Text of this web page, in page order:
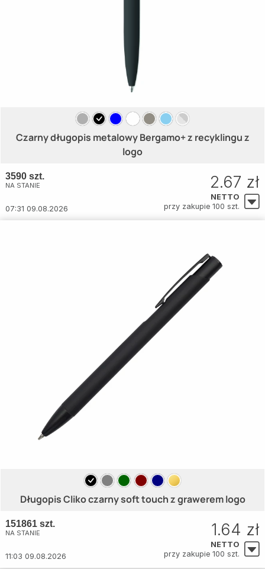
Czarny długopis metalowy Bergamo+ z recyklingu z
logo
3590 szt.
NA STANIE
07:31 09.08.2026
2.67 zł
NETTO
przy zakupie 100 szt.
Długopis Cliko czarny soft touch z grawerem logo
151861 szt.
NA STANIE
11:03 09.08.2026
1.64 zł
NETTO
przy zakupie 100 szt.